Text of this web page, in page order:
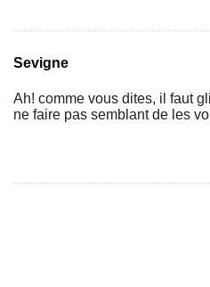
Sevigne
Ah! comme vous dites, il faut
ne faire pas semblant de les